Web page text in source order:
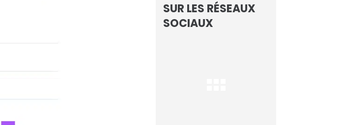
SUR LES RÉSEAUX
SOCIAUX